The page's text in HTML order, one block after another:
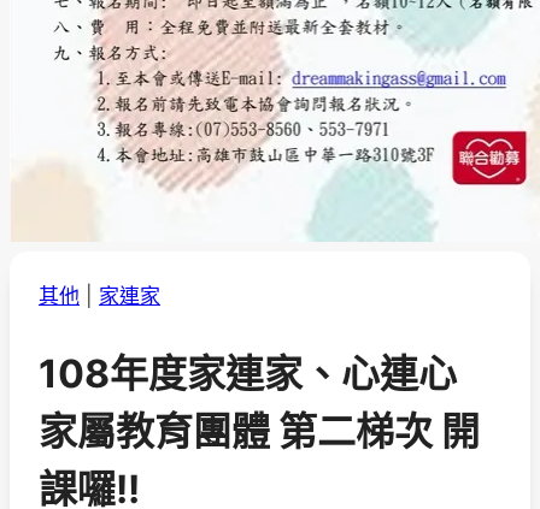
其他 家連家
108年度家連家、心連心
家屬教育團體 第二梯次 開
課囉!!